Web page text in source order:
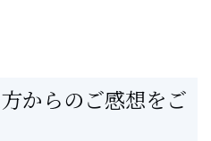
からのご感想をご